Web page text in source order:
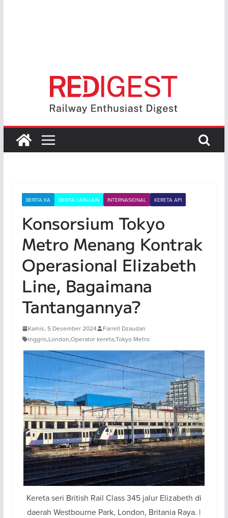
BERITA KA BERITA LAIN-LAIN INTERNASIONAL KERETA API
Konsorsium Tokyo
Metro Menang Kontrak
Operasional Elizabeth
Line, Bagaimana
Tantangannya?
Kamis, 5 Desember 2024
Farrell Dzaudan
Inggris,London,Operator kereta,Tokyo Metro
Kereta seri British Rail Class 345 jalur Elizabeth di
daerah Westbourne Park, London, Britania Raya. |